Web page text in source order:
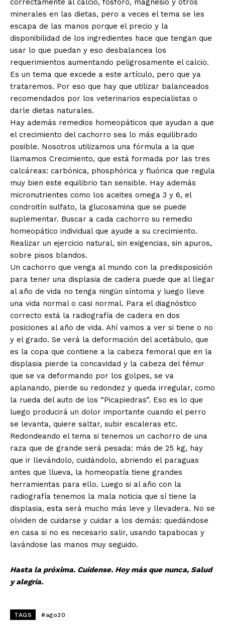
correctamente al calcio, fósforo, magnesio y otros
minerales en las dietas, pero a veces el tema se les
escapa de las manos porque el precio y la
disponibilidad de los ingredientes hace que tengan que
usar lo que puedan y eso desbalancea los
requerimientos aumentando peligrosamente el calcio.
Es un tema que excede a este artículo, pero que ya
trataremos. Por eso que hay que utilizar balanceados
recomendados por los veterinarios especialistas o
darle dietas naturales.
Hay además remedios homeopáticos que ayudan a que
el crecimiento del cachorro sea lo más equilibrado
posible. Nosotros utilizamos una fórmula a la que
llamamos Crecimiento, que está formada por las tres
calcáreas: carbónica, phosphórica y fluórica que regula
muy bien este equilibrio tan sensible. Hay además
micronutrientes como los aceites omega 3 y 6, el
condroitín sulfato, la glucosamina que se puede
suplementar. Buscar a cada cachorro su remedio
homeopático individual que ayude a su crecimiento.
Realizar un ejercicio natural, sin exigencias, sin apuros,
sobre pisos blandos.
Un cachorro que venga al mundo con la predisposición
para tener una displasia de cadera puede que al llegar
al año de vida no tenga ningún síntoma y luego lleve
una vida normal o casi normal. Para el diagnóstico
correcto está la radiografía de cadera en dos
posiciones al año de vida. Ahí vamos a ver si tiene o no
y el grado. Se verá la deformación del acetábulo, que
es la copa que contiene a la cabeza femoral que en la
displasia pierde la concavidad y la cabeza del fémur
que se va deformando por los golpes, se va
aplanando, pierde su redondez y queda irregular, como
la rueda del auto de los “Picapiedras”. Eso es lo que
luego producirá un dolor importante cuando el perro
se levanta, quiere saltar, subir escaleras etc.
Redondeando el tema si tenemos un cachorro de una
raza que de grande será pesada: más de 25 kg, hay
que ir llevándolo, cuidándolo, abriendo el paraguas
antes que llueva, la homeopatía tiene grandes
herramientas para ello. Luego si al año con la
radiografía tenemos la mala noticia que sí tiene la
displasia, esta será mucho más leve y llevadera. No se
olviden de cuidarse y cuidar a los demás: quedándose
en casa si no es necesario salir, usando tapabocas y
lavándose las manos muy seguido.
Hasta la próxima. Cuídense. Hoy más que nunca, Salud
y alegría.
TAGS #ago20